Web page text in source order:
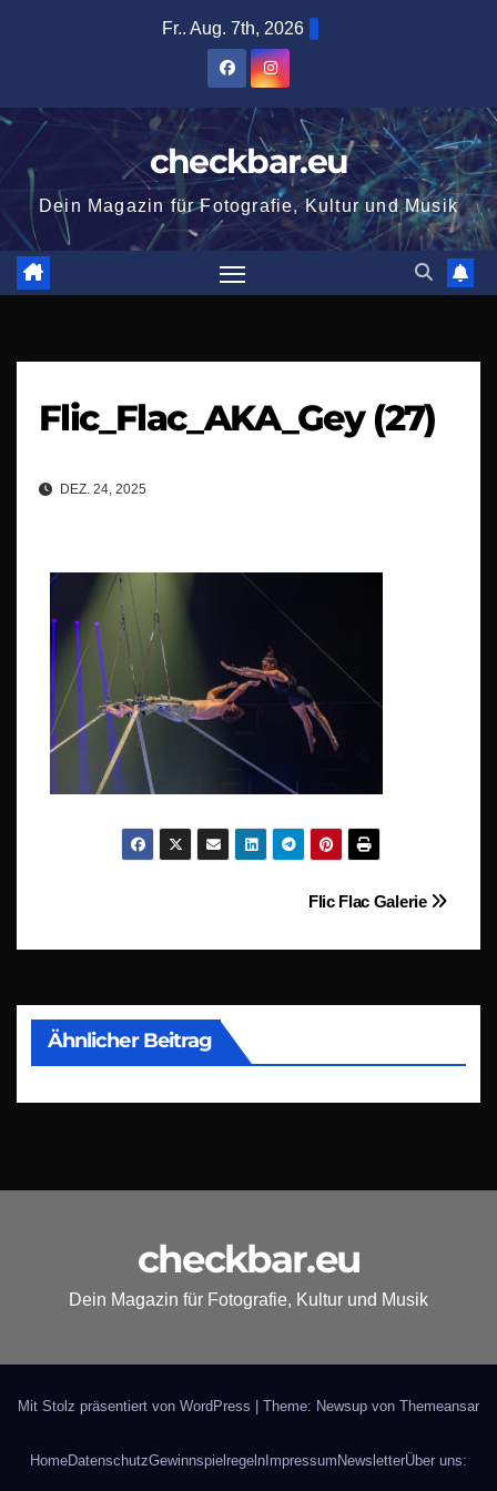
Fr.. Aug. 7th, 2026
checkbar.eu
Dein Magazin für Fotografie, Kultur und Musik
Flic_Flac_AKA_Gey (27)
DEZ. 24, 2025
BeitragsnavigationFlic Flac Galerie
Ähnlicher Beitrag
checkbar.eu
Dein Magazin für Fotografie, Kultur und Musik
Mit Stolz präsentiert von WordPress | Theme: Newsup von Themeansar
HomeDatenschutzGewinnspielregelnImpressumNewsletterÜber uns: